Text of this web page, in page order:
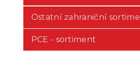
Ostatní zahraniční
PCE - sortiment